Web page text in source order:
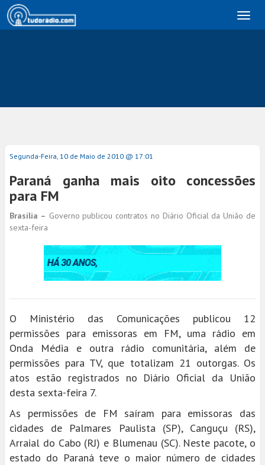
Segunda-Feira, 10 de Maio de 2010 @ 17:01
Paraná ganha mais oito concessões
para FM
Brasília – Governo publicou contratos no Diário Oficial da União de
sexta-feira
O Ministério das Comunicações publicou 12
permissões para emissoras em FM, uma rádio em
Onda Média e outra rádio comunitária, além de
permissões para TV, que totalizam 21 outorgas. Os
atos estão registrados no Diário Oficial da União
desta sexta-feira 7.
As permissões de FM saíram para emissoras das
cidades de Palmares Paulista (SP), Canguçu (RS),
Arraial do Cabo (RJ) e Blumenau (SC). Neste pacote, o
estado do Paraná teve o maior número de cidades